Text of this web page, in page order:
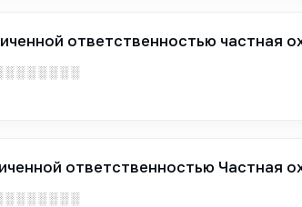
ответственностью частная
░ ░ ░ ░ ░ ░ ░
ответственностью Частная
░ ░ ░ ░ ░ ░ ░